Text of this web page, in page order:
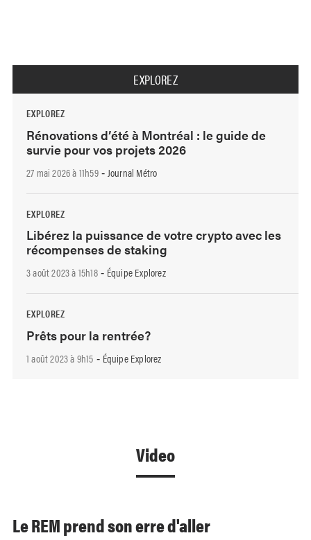
EXPLOREZ
EXPLOREZ
Rénovations d’été à Montréal : le guide de
survie pour vos projets 2026
27 mai 2026 à 11h59- Journal Métro
EXPLOREZ
Libérez la puissance de votre crypto avec les
récompenses de staking
3 août 2023 à 15h18- Équipe Explorez
EXPLOREZ
Prêts pour la rentrée?
1 août 2023 à 9h15 - Équipe Explorez
Video
Le REM prend son erre d'aller